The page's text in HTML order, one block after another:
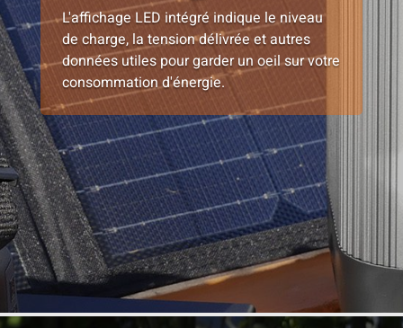
L'affichage LED intégré indique le niveau
de charge, la tension délivrée et autres
données utiles pour garder un oeil sur votre
consommation d'énergie.